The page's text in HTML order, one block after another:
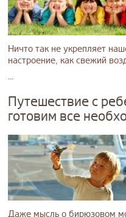
Ничто так не укрепляет
настроение, как свежий
...
Путешествие с
готовим все
Даже мысль о бирюзовом